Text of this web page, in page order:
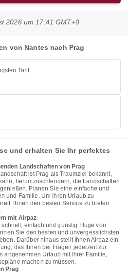
2026 um 17:41 GMT+0
von Nantes nach Prag
Tarif
und erhalten Sie Ihr perfektes
Landschaften von Prag
ist Prag als Traumziel bekannt,
herumzuschlendern, die Landschaften
Planen Sie eine einfache und
und Familie. Um Ihren Urlaub zu
Ihnen den besten Service zu bieten
mit Airpaz
einfach und günstig Flüge von
Sie den besten und unvergesslichsten
Darüber hinaus stellt Ihnen Airpaz ein
das Ihnen bei Fragen jederzeit zur
angenehmen Urlaub mit Ihrer Familie,
machen zu müssen.
Prag